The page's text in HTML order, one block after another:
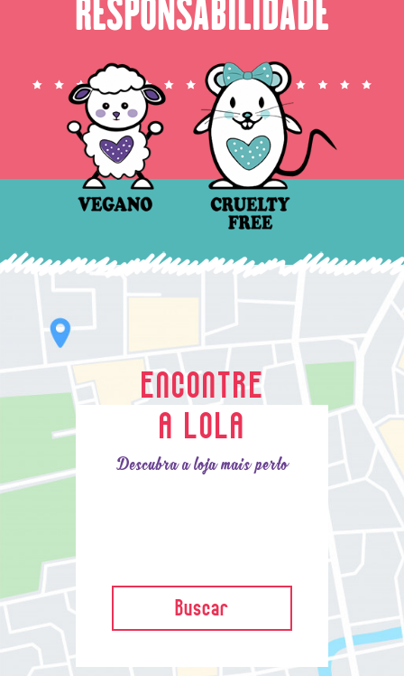
RESPONSABILIDADE
ENCONTRE
A LOLA
Descubra a loja mais perto
Buscar